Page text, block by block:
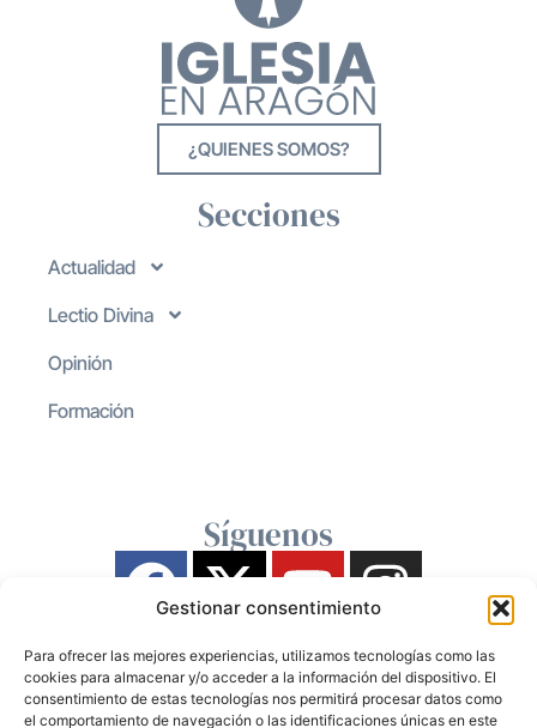
Gestionar consentimiento
Para ofrecer las mejores experiencias, utilizamos tecnologías como las
cookies para almacenar y/o acceder a la información del dispositivo. El
consentimiento de estas tecnologías nos permitirá procesar datos como
el comportamiento de navegación o las identificaciones únicas en este
¿QUIENES SOMOS?
Secciones
Actualidad
Lectio Divina
Opinión
Formación
Síguenos